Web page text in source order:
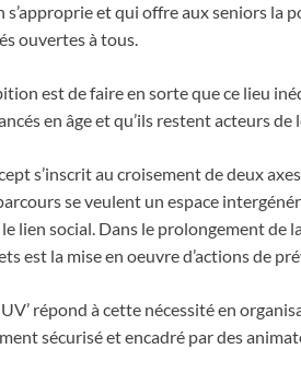
et qui offre aux seniors la
ouvertes à tous.
est de faire en sorte que ce lieu
en âge et qu’ils restent acteurs
s’inscrit au croisement de deux
se veulent un espace
lien social. Dans le prolongement de
est la mise en oeuvre d’actions de
répond à cette nécessité en
sécurisé et encadré par des